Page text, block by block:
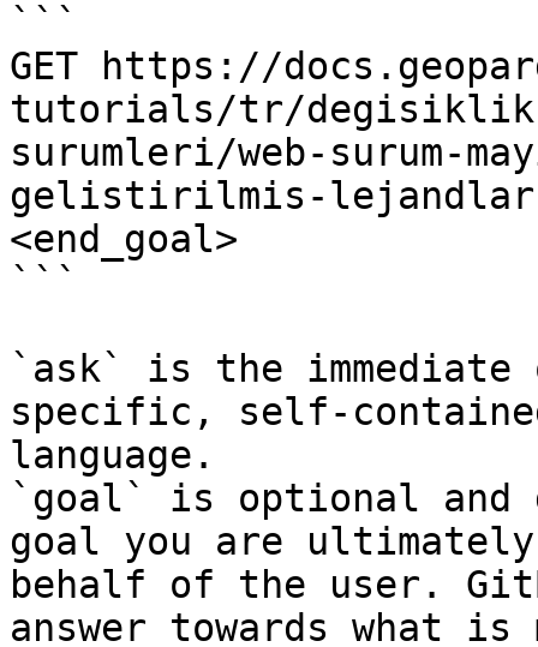
```
GET https://
tutorials/tr/degisiklik-
surumleri/web-surum-
gelistirilmis-
<end_goal>
```
`ask` is the
specific, self-
language.
`goal` is optional and
goal you are
behalf of the user.
answer towards what